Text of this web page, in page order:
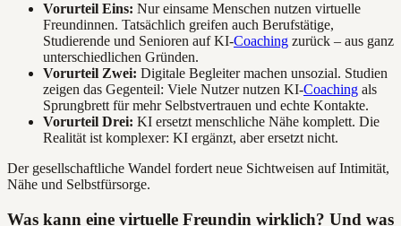
Vorurteil Eins: Nur einsame Menschen nutzen virtuelle
Freundinnen. Tatsächlich greifen auch Berufstätige,
Studierende und Senioren auf KI-Coaching zurück – aus ganz
unterschiedlichen Gründen.
Vorurteil Zwei: Digitale Begleiter machen unsozial. Studien
zeigen das Gegenteil: Viele Nutzer nutzen KI-Coaching als
Sprungbrett für mehr Selbstvertrauen und echte Kontakte.
Vorurteil Drei: KI ersetzt menschliche Nähe komplett. Die
Realität ist komplexer: KI ergänzt, aber ersetzt nicht.
Der gesellschaftliche Wandel fordert neue Sichtweisen auf Intimität,
Nähe und Selbstfürsorge.
Was kann eine virtuelle Freundin wirklich? Und was